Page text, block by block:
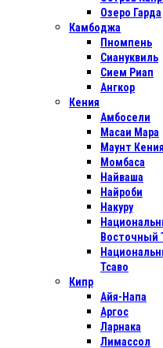
Озеро Гарда
Камбоджа
Пномпень
Сиануквиль
Сием Риап
Ангкор
Кения
Амбосели
Масаи Мара
Маунт Кения
Момбаса
Найваша
Найроби
Накуру
Восточный
Тсаво
Кипр
Айя-Напа
Аргос
Ларнака
Лимассол